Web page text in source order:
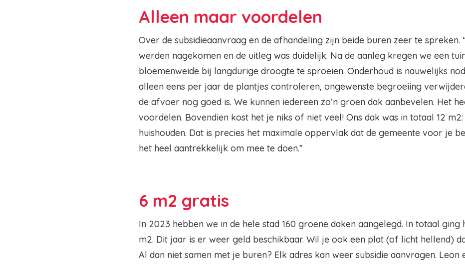
Alleen maar voordelen
Over de subsidieaanvraag en de afhandeling zijn beide buren zeer te spreken.
werden nagekomen en de uitleg was duidelijk. Na de aanleg kregen we een
bloemenweide bij langdurige droogte te sproeien. Onderhoud is nauwelijks
alleen eens per jaar de plantjes controleren, ongewenste begroeiing
de afvoer nog goed is. We kunnen iedereen zo’n groen dak aanbevelen. Het
voordelen. Bovendien kost het je niks of niet veel! Ons dak was in totaal 12
huishouden. Dat is precies het maximale oppervlak dat de gemeente voor je
het heel aantrekkelijk om mee te doen.”
6 m2 gratis
In 2023 hebben we in de hele stad 160 groene daken aangelegd. In totaal ging
m2. Dit jaar is er weer geld beschikbaar. Wil je ook een plat (of licht hellend)
Al dan niet samen met je buren? Elk adres kan weer subsidie aanvragen. Leon